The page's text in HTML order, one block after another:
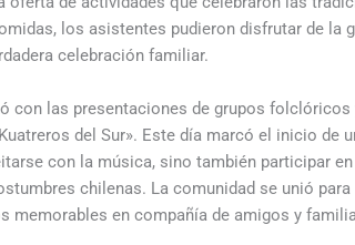
los asistentes pudieron disfrutar de la
celebración familiar.
con las presentaciones de grupos
del Sur». Este día marcó el inicio de
con la música, sino también participar
chilenas. La comunidad se unió
memorables en compañía de amigos y